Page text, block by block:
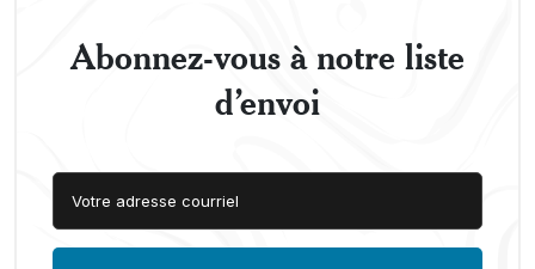
Abonnez-vous à notre liste
d’envoi